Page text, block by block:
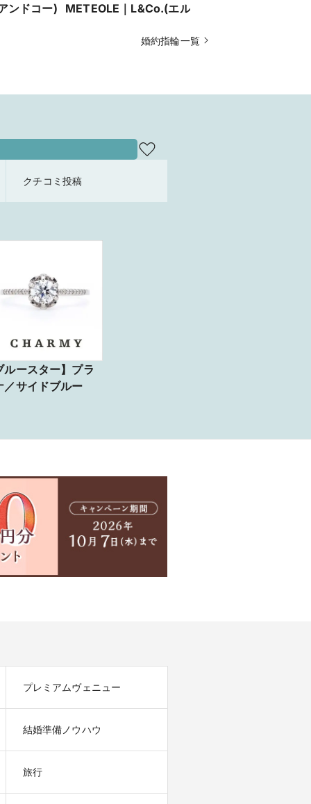
ンドコー) METEOLE｜L&Co.(エルアンドコー)
婚約指輪一覧
クチコミ投稿
ルースター】プラ
／サイドブルー
プレミアムヴェニュー
結婚準備ノウハウ
旅行